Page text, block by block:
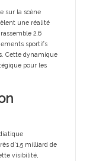
sur la scène
une réalité
2,6
sportifs
Cette dynamique
pour les
d’1,5 milliard de
visibilité,